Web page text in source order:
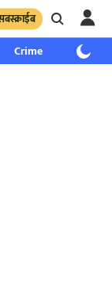
Crime साप्ताहिक